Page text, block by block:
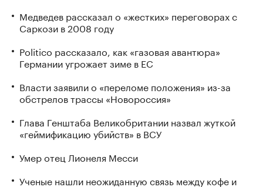
Медведев рассказал о «жестких» переговорах с
Саркози в 2008 году
Politico рассказало, как «газовая авантюра»
Германии угрожает зиме в ЕС
Власти заявили о «переломе положения» из-за
обстрелов трассы «Новороссия»
Глава Генштаба Великобритании назвал жуткой
«геймификацию убийств» в ВСУ
Умер отец Лионеля Месси
Ученые нашли неожиданную связь между кофе и